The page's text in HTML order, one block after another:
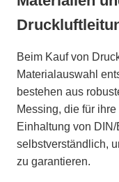
Beim Kauf von
Materialauswahl
bestehen aus
Messing, die für
Einhaltung von
selbstverständlich,
zu garantieren.